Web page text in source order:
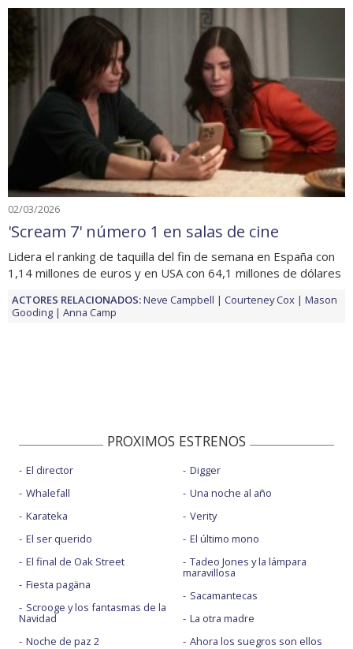
02/03/2026
'Scream 7' número 1 en salas de cine
Lidera el ranking de taquilla del fin de semana en España con
1,14 millones de euros y en USA con 64,1 millones de dólares
ACTORES RELACIONADOS:Neve Campbell Courteney Cox
Mason
Gooding
Anna Camp
PROXIMOS ESTRENOS
El director
Whalefall
Karateka
El ser querido
El final de Oak Street
Fiesta pagäna
Scrooge y los fantasmas de la
Navidad
Noche de paz 2
Digger
Una noche al año
Verity
El último mono
Tadeo Jones y la lámpara
maravillosa
Sacamantecas
La otra madre
Ahora los suegros son ellos